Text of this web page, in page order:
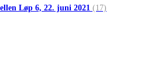
Løp 6, 22. juni 2021 (17)